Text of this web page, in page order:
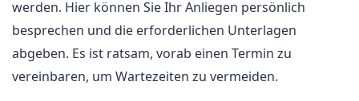
werden. Hier können Sie Ihr Anliegen persönlich
besprechen und die erforderlichen Unterlagen
abgeben. Es ist ratsam, vorab einen Termin zu
vereinbaren, um Wartezeiten zu vermeiden.